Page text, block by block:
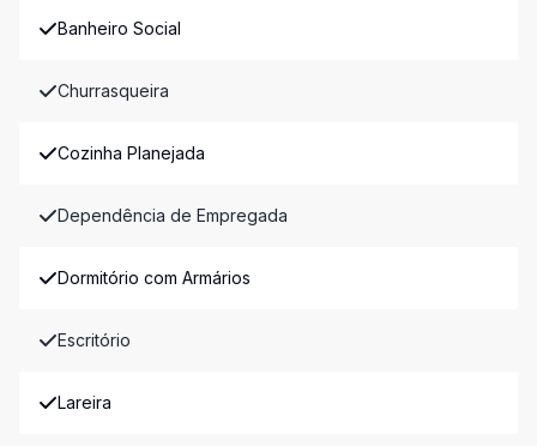
Banheiro Social
Churrasqueira
Cozinha Planejada
Dependência de Empregada
Dormitório com Armários
Escritório
Lareira